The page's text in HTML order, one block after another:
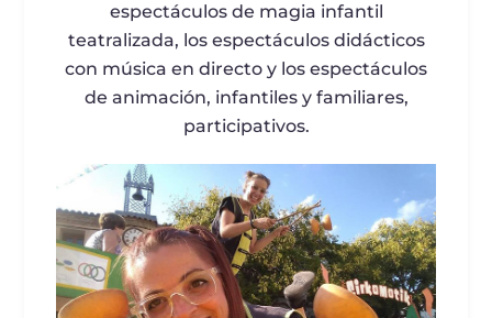
espectáculos de magia infantil
teatralizada, los espectáculos didácticos
con música en directo y los espectáculos
de animación, infantiles y familiares,
participativos.